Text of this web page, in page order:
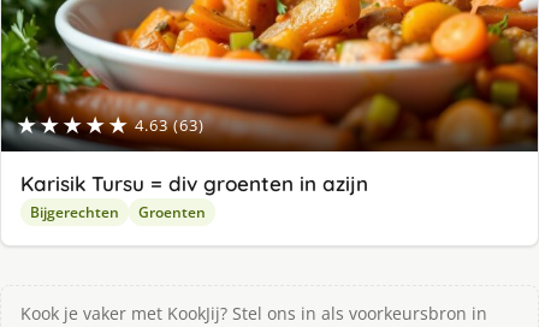
★★★★★ 4.63 (63)
Karisik Tursu = div groenten in azijn
Bijgerechten Groenten
Kook je vaker met KookJij? Stel ons in als voorkeursbron in